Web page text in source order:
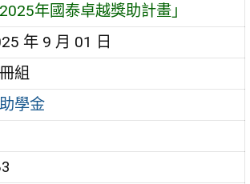
2025年國泰卓越獎助計畫」
年 9 月 01 日
組
學金